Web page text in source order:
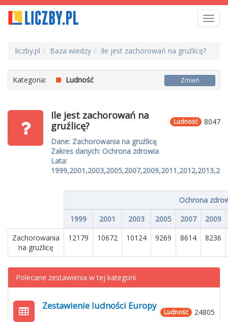
liczby.pl Baza wiedzy Ile jest zachorowań na gruźlicę?
Kategoria: Ludność Zmień
8047
Ludność
Ile jest zachorowań na
gruźlicę?
Dane: Zachorowania na gruźlicę
Zakres danych: Ochrona zdrowia
Lata:
Ochrona
1999
2001 2003 2005 2007
2009
Zachorowania
na gruźlicę
12179 10672 10124 9269 8614 8236
Polecane zestawienia w tej kategorii
24805
Ludność
Zestawienie ludności Europy